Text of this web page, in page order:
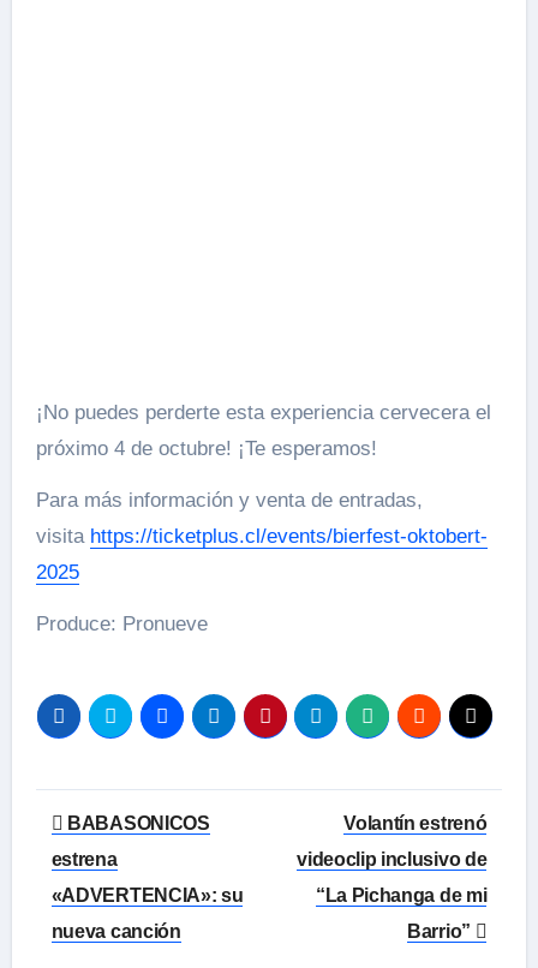
¡No puedes perderte esta experiencia cervecera el
próximo 4 de octubre! ¡Te esperamos!
Para más información y venta de entradas,
visita https://ticketplus.cl/events/bierfest-oktobert-
2025
Produce: Pronueve
Navegación
de
entradas
BABASONICOS
estrena
«ADVERTENCIA»: su
nueva canción
Volantín estrenó
videoclip inclusivo de
“La Pichanga de mi
Barrio”